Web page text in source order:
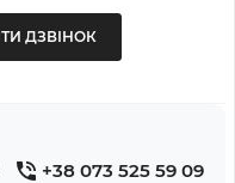
+38 073 525 59 09